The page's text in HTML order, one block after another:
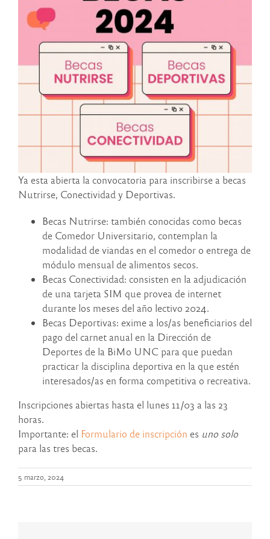
Ya esta abierta la convocatoria para inscribirse a becas
Nutrirse, Conectividad y Deportivas.
Becas Nutrirse: también conocidas como becas
de Comedor Universitario, contemplan la
modalidad de viandas en el comedor o entrega de
módulo mensual de alimentos secos.
Becas Conectividad: consisten en la adjudicación
de una tarjeta SIM que provea de internet
durante los meses del año lectivo 2024.
Becas Deportivas: exime a los/as beneficiarios del
pago del carnet anual en la Dirección de
Deportes de la BiMo UNC para que puedan
practicar la disciplina deportiva en la que estén
interesados/as en forma competitiva o recreativa.
Inscripciones abiertas hasta el lunes 11/03 a las 23
horas.
Importante: el Formulario de inscripción es uno solo
para las tres becas.
5 marzo, 2024